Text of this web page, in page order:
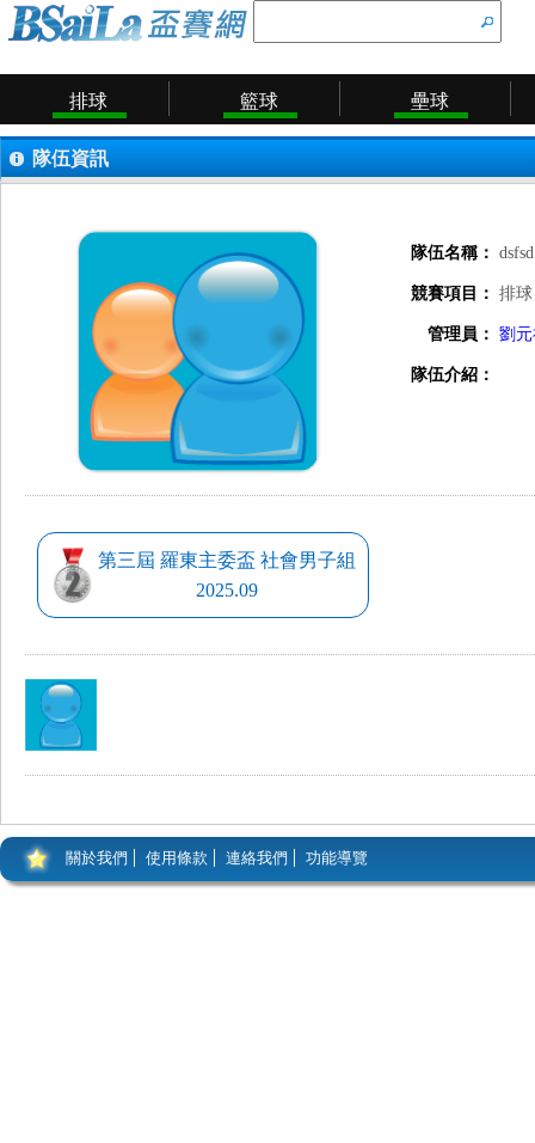
排球 籃球 壘球
隊伍資訊
隊伍名稱： dsfsd
競賽項目： 排球
管理員： 劉
隊伍介紹：
第三屆 羅東主委盃 社會男子組
2025.09
關於我們 使用條款 連絡我們 功能導覽